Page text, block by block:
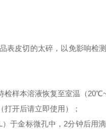
表皮切的太碎，以免影响检
检样本溶液恢复至室温（
开后请立即使用）；
于金标微孔中，2分钟后用